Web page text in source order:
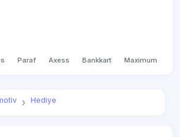
Paraf Axess Bankkart Maximum
Hediye